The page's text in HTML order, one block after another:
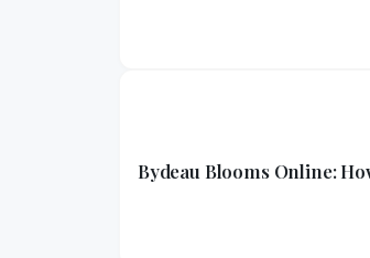
Bydeau Blooms Online: